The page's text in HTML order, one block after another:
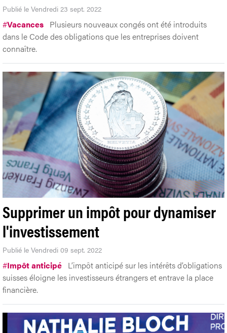
Publié le Vendredi 23 sept. 2022
#Vacances Plusieurs nouveaux congés ont été introduits
dans le Code des obligations que les entreprises doivent
connaître.
Supprimer un impôt pour dynamiser
l'investissement
Publié le Vendredi 09 sept. 2022
#Impôt anticipé L’impôt anticipé sur les intérêts d’obligations
suisses éloigne les investisseurs étrangers et entrave la place
financière.